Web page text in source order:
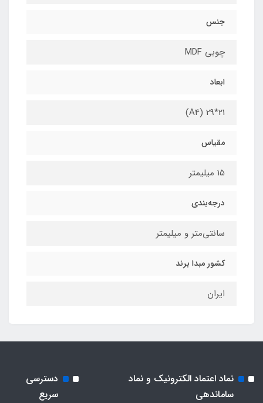
جنس
چوبی MDF
ابعاد
21*29 (A4)
مقیاس
15 میلیمتر
درجه‌بندی
سانتی‌متر و میلیمتر
کشور مبدا برند
ایران
نماد اعتماد الکترونیک و نماد
ساماندهی
دسترسی
سریع